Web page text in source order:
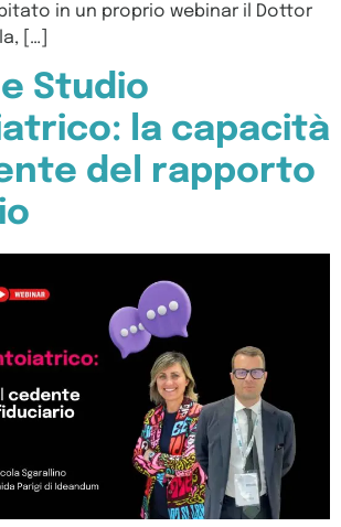
in un proprio webinar il Dottor
[…]
Studio
la capacità
del rapporto